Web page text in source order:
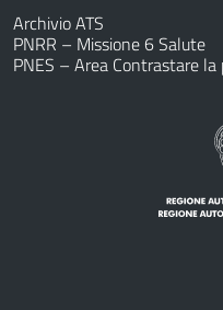
Archivio ATS
PNRR – Missione 6 Salute
PNES – Area Contrastare